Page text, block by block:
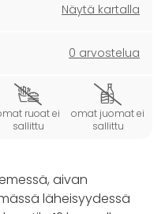
Näytä kartalla
0 arvostelua
ruoat ei
sallittu
omat juomat ei
sallittu
aivan
läheisyydessä